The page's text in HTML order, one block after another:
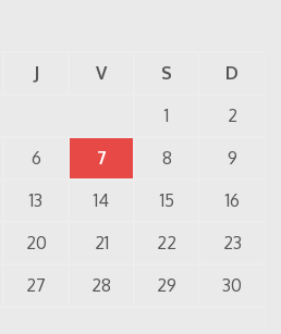
J V S
D
1
2
6 7 8
9
13 14 15
16
20 21 22
23
27 28 29
30